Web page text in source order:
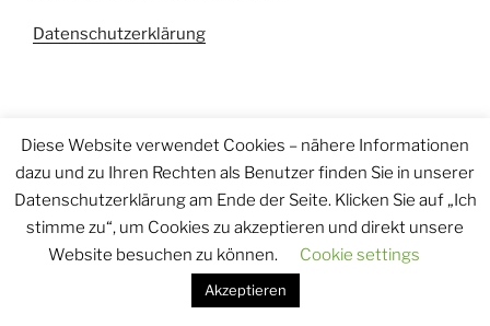
Datenschutzerklärung
Datenschutzerklärung Stolz präsentiert von WordPress
Diese Website verwendet Cookies – nähere Informationen
dazu und zu Ihren Rechten als Benutzer finden Sie in unserer
Datenschutzerklärung am Ende der Seite. Klicken Sie auf „Ich
stimme zu“, um Cookies zu akzeptieren und direkt unsere
Website besuchen zu können.
Cookie settings
Akzeptieren